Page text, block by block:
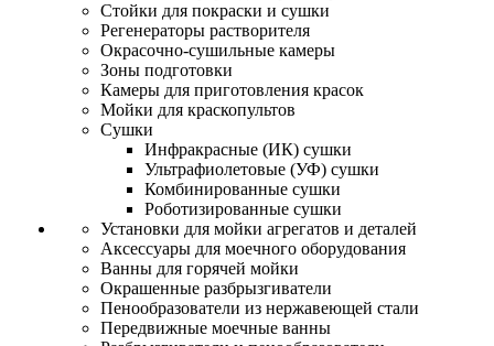
Стойки для покраски и сушки
Регенераторы растворителя
Окрасочно-сушильные камеры
Зоны подготовки
Камеры для приготовления красок
Мойки для краскопультов
Сушки
Инфракрасные (ИК) сушки
Ультрафиолетовые (УФ) сушки
Комбинированные сушки
Роботизированные сушки
Установки для мойки агрегатов и деталей
Аксессуары для моечного оборудования
Ванны для горячей мойки
Окрашенные разбрызгиватели
Пенообразователи из нержавеющей стали
Передвижные моечные ванны